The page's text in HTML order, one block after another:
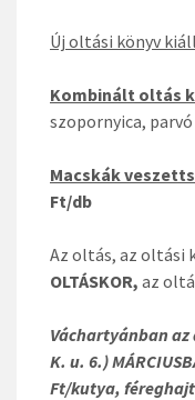
Új oltási könyv
Kombinált oltás
szopornyica,
Macskák
Ft/db
Az oltás, az oltási
OLTÁSKOR, az
Váchartyánban
K. u. 6.)
Ft/kutya,